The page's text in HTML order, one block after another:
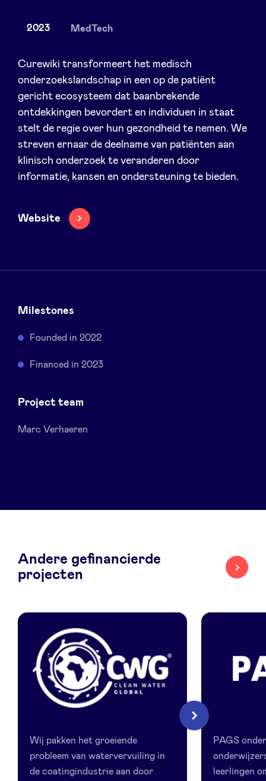
Nieuws
Voordelen
BeAngels Academy
BeAngels Luxemburg
NXT Brussels - Investeerders groep
Privacy Policy
Toegang 'dealflow' investeerder
LinkedIn
2023 MedTech
Curewiki transformeert het medisch
onderzoekslandschap in een op de patiënt
gericht ecosysteem dat baanbrekende
ontdekkingen bevordert en individuen in staat
stelt de regie over hun gezondheid te nemen. We
streven ernaar de deelname van patiënten aan
klinisch onderzoek te veranderen door
informatie, kansen en ondersteuning te bieden.
Website
Milestones
Founded in 2022
Financed in 2023
Project team
Marc Verhaeren
Andere gefinancierde
projecten
Wij pakken het groeiende
probleem van watervervuiling in
de coatingindustrie aan door
PAGS
leerlingen
Volgende